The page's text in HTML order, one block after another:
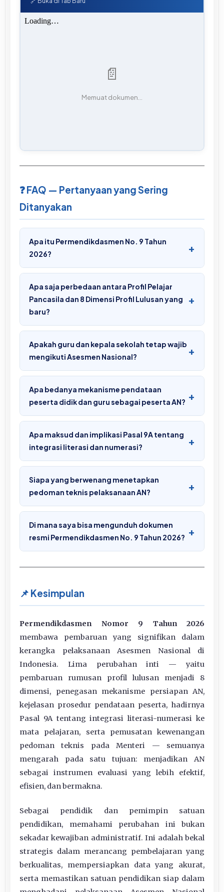
📄
Memuat dokumen...
❓ FAQ — Pertanyaan yang Sering
Ditanyakan
Apa itu Permendikdasmen No. 9 Tahun
2026?
+
Apa saja perbedaan antara Profil Pelajar
Pancasila dan 8 Dimensi Profil Lulusan yang
baru?
+
Apakah guru dan kepala sekolah tetap wajib
mengikuti Asesmen Nasional?
+
Apa bedanya mekanisme pendataan
peserta didik dan guru sebagai peserta AN? +
Apa maksud dan implikasi Pasal 9A tentang
integrasi literasi dan numerasi?
+
Siapa yang berwenang menetapkan
pedoman teknis pelaksanaan AN?
+
Di mana saya bisa mengunduh dokumen
resmi Permendikdasmen No. 9 Tahun 2026? +
📌 Kesimpulan
Permendikdasmen Nomor 9 Tahun 2026
membawa pembaruan yang signifikan dalam
kerangka pelaksanaan Asesmen Nasional di
Indonesia. Lima perubahan inti — yaitu
pembaruan rumusan profil lulusan menjadi 8
dimensi, penegasan mekanisme persiapan AN,
kejelasan prosedur pendataan peserta, hadirnya
Pasal 9A tentang integrasi literasi-numerasi ke
mata pelajaran, serta pemusatan kewenangan
pedoman teknis pada Menteri — semuanya
mengarah pada satu tujuan: menjadikan AN
sebagai instrumen evaluasi yang lebih efektif,
efisien, dan bermakna.
Sebagai pendidik dan pemimpin satuan
pendidikan, memahami perubahan ini bukan
sekadar kewajiban administratif. Ini adalah bekal
strategis dalam merancang pembelajaran yang
berkualitas, mempersiapkan data yang akurat,
serta memastikan satuan pendidikan siap dalam